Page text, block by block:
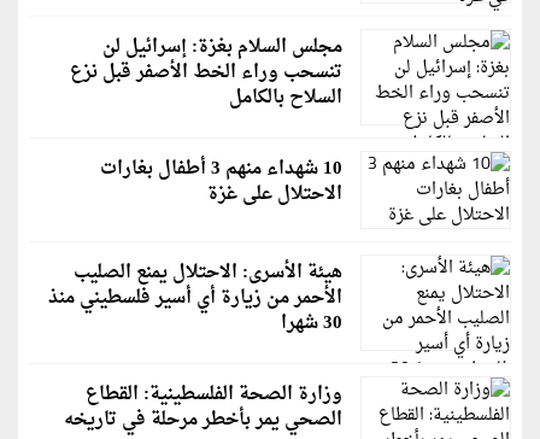
مجلس السلام بغزة: إسرائيل لن
تنسحب وراء الخط الأصفر قبل نزع
السلاح بالكامل
10 شهداء منهم 3 أطفال بغارات
الاحتلال على غزة
هيئة الأسرى: الاحتلال يمنع الصليب
الأحمر من زيارة أي أسير فلسطيني منذ
30 شهرا
وزارة الصحة الفلسطينية: القطاع
الصحي يمر بأخطر مرحلة في تاريخه